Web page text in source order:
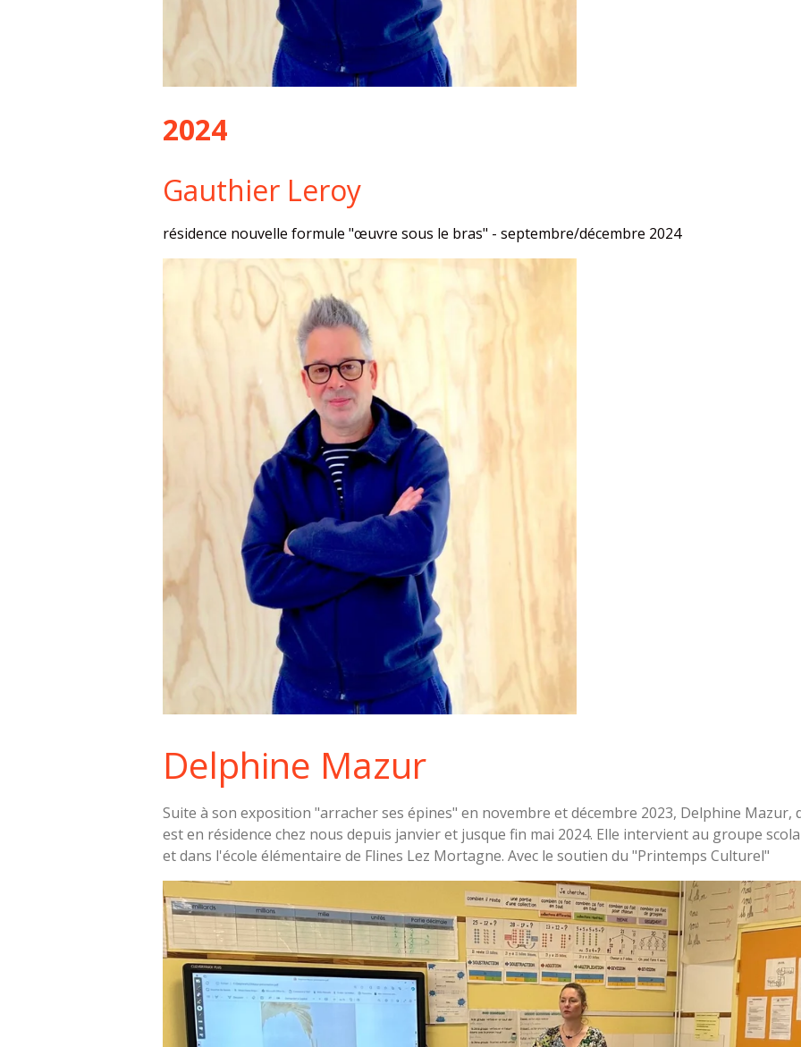
2024
Gauthier Leroy
résidence nouvelle formule "œuvre sous le bras" - septembre/décembre 2024
Delphine Mazur
Suite à son exposition "arracher ses épines" en novembre et décembre 2023, Delphine Mazur,
est en résidence chez nous depuis janvier et jusque fin mai 2024. Elle intervient au groupe
et dans l'école élémentaire de Flines Lez Mortagne. Avec le soutien du "Printemps Culturel"